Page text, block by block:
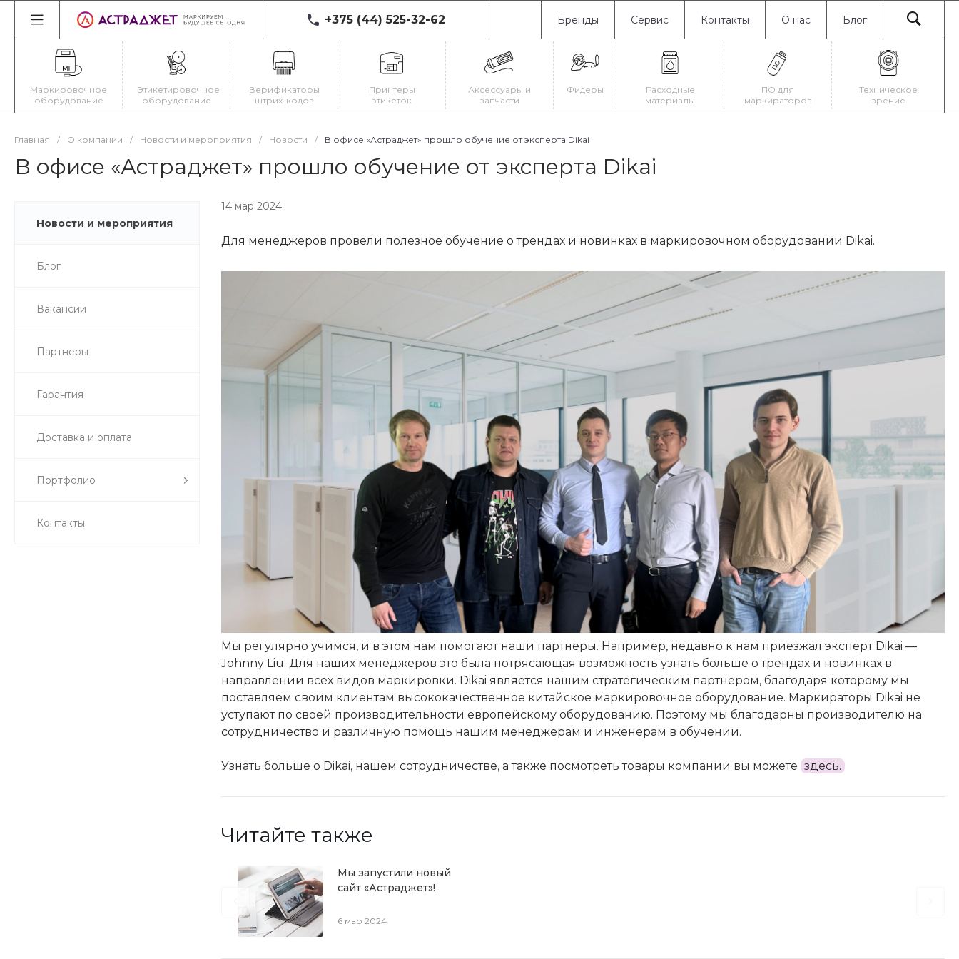
+375 (44) 525-32-62
+375 (44) 525-32-62
220080, г. Минск, ул.
Ириновская, 19
Пн-Пт: с 9:00 до 18:00
Cб-Вс: Выходной
Бренды Сервис Контакты О нас Блог
Маркировочное
оборудование
Этикетировочное
оборудование
Верификаторы
штрих-кодов
Принтеры
этикеток
Аксессуары и
запчасти
Фидеры
Расходные
материалы
ПО для
маркираторов
Техническое
зрение
Главная / О компании / Новости и мероприятия / Новости / В офисе «Астраджет» прошло обучение от эксперта Dikai
В офисе «Астраджет» прошло обучение от эксперта Dikai
Новости и мероприятия
Блог
Вакансии
Партнеры
Гарантия
Доставка и оплата
Портфолио
Контакты
14 мар 2024
Для менеджеров провели полезное обучение о трендах и новинках в маркировочном оборудовании Dikai.
Мы регулярно учимся, и в этом нам помогают наши партнеры. Например, недавно к нам приезжал эксперт Dikai —
Johnny Liu. Для наших менеджеров это была потрясающая возможность узнать больше о трендах и новинках в
направлении всех видов маркировки. Dikai является нашим стратегическим партнером, благодаря которому мы
поставляем своим клиентам высококачественное китайское маркировочное оборудование. Маркираторы Dikai не
уступают по своей производительности европейскому оборудованию. Поэтому мы благодарны производителю на
сотрудничество и различную помощь нашим менеджерам и инженерам в обучении.
Узнать больше о Dikai, нашем сотрудничестве, а также посмотреть товары компании вы можете здесь.
Читайте также
Мы запустили новый
сайт «Астраджет»!
6 мар 2024